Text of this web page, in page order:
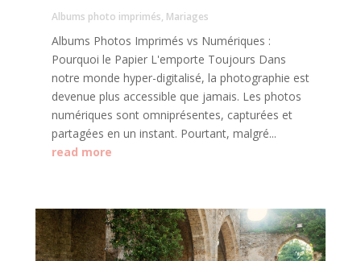
Albums photo imprimés, Mariages
Albums Photos Imprimés vs Numériques :
Pourquoi le Papier L'emporte Toujours Dans
notre monde hyper-digitalisé, la photographie est
devenue plus accessible que jamais. Les photos
numériques sont omniprésentes, capturées et
partagées en un instant. Pourtant, malgré...
read more